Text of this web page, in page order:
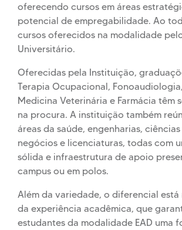
oferecendo cursos em áreas
potencial de empregabilidade. Ao
cursos oferecidos na modalidade
Universitário.
Oferecidas pela Instituição,
Terapia Ocupacional,
Medicina Veterinária e Farmácia têm
na procura. A instituição também
áreas da saúde, engenharias,
negócios e licenciaturas, todas com
sólida e infraestrutura de apoio
campus ou em polos.
Além da variedade, o diferencial
da experiência acadêmica, que
estudantes da modalidade EAD uma